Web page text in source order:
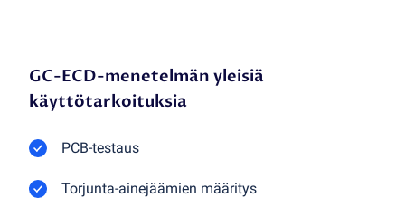
GC-ECD-menetelmän yleisiä
käyttötarkoituksia
PCB-testaus
Torjunta-ainejäämien määritys